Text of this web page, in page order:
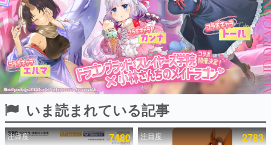
電ファミのいま読まれている記事ランキング
アプリセール情報
インタビュー
連載・特集一覧
殿堂入り記事
SNS拡散数が数千以上！ ページビュー数万以上！ などな
ど。多くの人々に読まれた、電ファミ渾身の“殿堂入り”記
事をまとめました。
いま読まれている記事
注目度 7480 注目度 2783